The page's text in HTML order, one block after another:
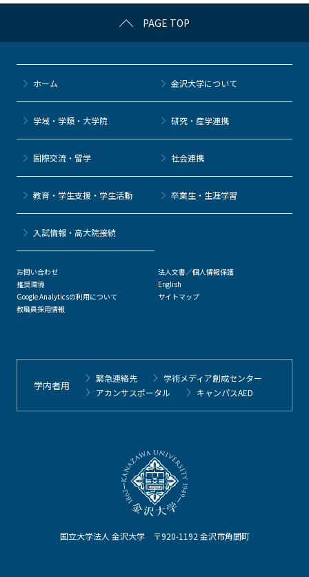
c
e
b
o
o
k
itt
er
c
k
et
e
n
a
e
PAGE TOP
国立大学法人 金沢大学 〒920-1192 金沢市角間町
ホーム 金沢大学について
学域・学類・大学院 研究・産学連携
国際交流・留学 社会連携
教育・学生支援・学生活動 卒業生・生涯学習
⼊試情報・高大院接続
お問い合わせ
推奨環境
Google Analyticsの利用について
教職員採用情報
法人文書／個人情報保護
English
サイトマップ
学内者用
緊急連絡先
学術メディア創成センター
アカンサスポータル
キャンパスAED